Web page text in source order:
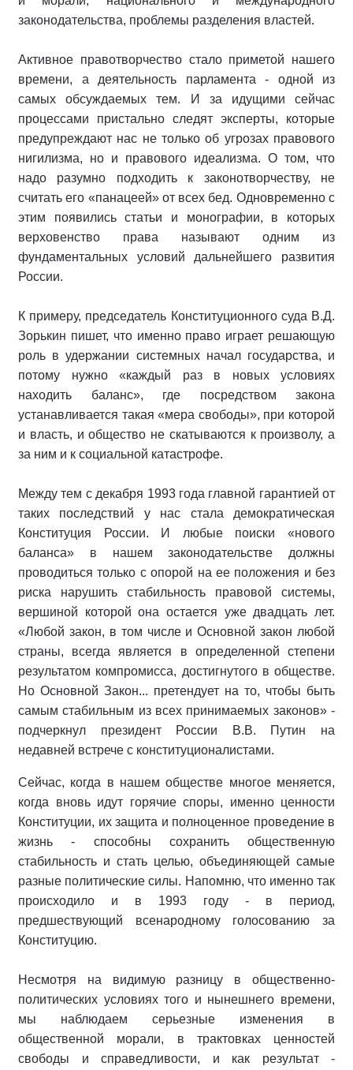
законодательства, проблемы разделения властей.
Активное правотворчество стало приметой нашего
времени, а деятельность парламента - одной из
самых обсуждаемых тем. И за идущими сейчас
процессами пристально следят эксперты, которые
предупреждают нас не только об угрозах правового
нигилизма, но и правового идеализма. О том, что
надо разумно подходить к законотворчеству, не
считать его «панацеей» от всех бед. Одновременно с
этим появились статьи и монографии, в которых
верховенство права называют одним из
фундаментальных условий дальнейшего развития
России.
К примеру, председатель Конституционного суда В.Д.
Зорькин пишет, что именно право играет решающую
роль в удержании системных начал государства, и
потому нужно «каждый раз в новых условиях
находить баланс», где посредством закона
устанавливается такая «мера свободы», при которой
и власть, и общество не скатываются к произволу, а
за ним и к социальной катастрофе.
Между тем с декабря 1993 года главной гарантией от
таких последствий у нас стала демократическая
Конституция России. И любые поиски «нового
баланса» в нашем законодательстве должны
проводиться только с опорой на ее положения и без
риска нарушить стабильность правовой системы,
вершиной которой она остается уже двадцать лет.
«Любой закон, в том числе и Основной закон любой
страны, всегда является в определенной степени
результатом компромисса, достигнутого в обществе.
Но Основной Закон... претендует на то, чтобы быть
самым стабильным из всех принимаемых законов» -
подчеркнул президент России В.В. Путин на
недавней встрече с конституционалистами.
Сейчас, когда в нашем обществе многое меняется,
когда вновь идут горячие споры, именно ценности
Конституции, их защита и полноценное проведение в
жизнь - способны сохранить общественную
стабильность и стать целью, объединяющей самые
разные политические силы. Напомню, что именно так
происходило и в 1993 году - в период,
предшествующий всенародному голосованию за
Конституцию.
Несмотря на видимую разницу в общественно-
политических условиях того и нынешнего времени,
мы наблюдаем серьезные изменения в
общественной морали, в трактовках ценностей
свободы и справедливости, и как результат -